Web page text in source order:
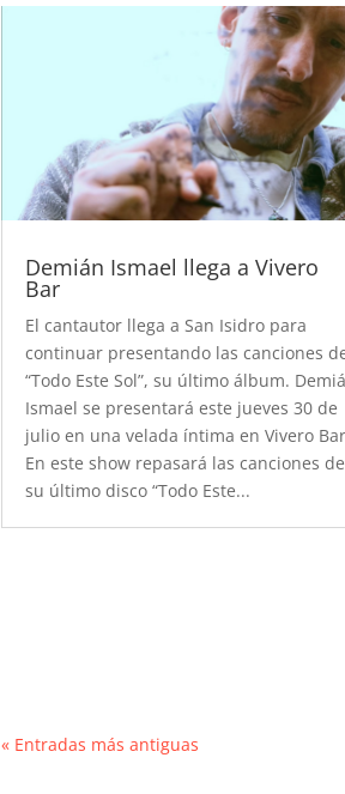
Demián Ismael llega a Vivero
Bar
El cantautor llega a San Isidro para
continuar presentando las canciones
“Todo Este Sol”, su último álbum.
Ismael se presentará este jueves 30 de
julio en una velada íntima en Vivero
En este show repasará las canciones de
su último disco “Todo Este...
« Entradas más antiguas